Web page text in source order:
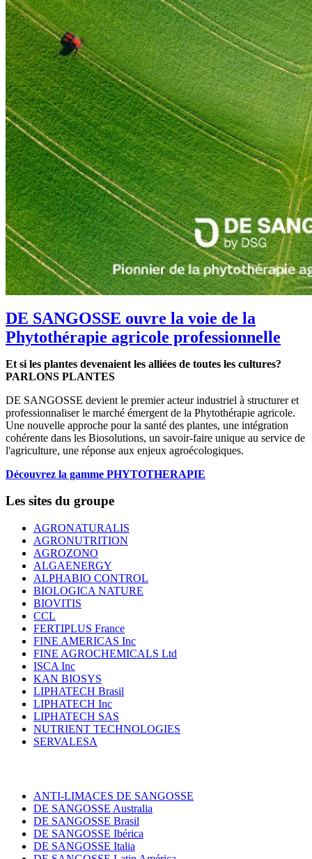
DE SANGOSSE ouvre la voie de la
Phytothérapie agricole professionnelle
Et si les plantes devenaient les alliées de toutes les cultures?
PARLONS PLANTES
DE SANGOSSE devient le premier acteur industriel à structurer et
professionnaliser le marché émergent de la Phytothérapie agricole.
Une nouvelle approche pour la santé des plantes, une intégration
cohérente dans les Biosolutions, un savoir-faire unique au service de
l'agriculture, une réponse aux enjeux agroécologiques.
Découvrez la gamme PHYTOTHERAPIE
Les sites du groupe
AGRONATURALIS
AGRONUTRITION
AGROZONO
ALGAENERGY
ALPHABIO CONTROL
BIOLOGICA NATURE
BIOVITIS
CCL
FERTIPLUS France
FINE AMERICAS Inc
FINE AGROCHEMICALS Ltd
ISCA Inc
KAN BIOSYS
LIPHATECH Brasil
LIPHATECH Inc
LIPHATECH SAS
NUTRIENT TECHNOLOGIES
SERVALESA
ANTI-LIMACES DE SANGOSSE
DE SANGOSSE Australia
DE SANGOSSE Brasil
DE SANGOSSE Ibérica
DE SANGOSSE Italia